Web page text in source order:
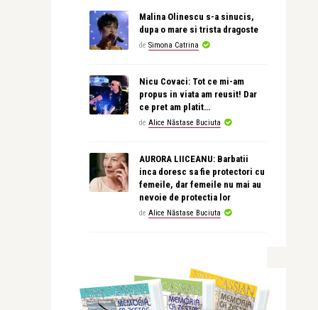
Malina Olinescu s-a sinucis,
dupa o mare si trista dragoste
de Simona Catrina
Nicu Covaci: Tot ce mi-am
propus in viata am reusit! Dar
ce pret am platit…
de Alice Năstase Buciuta
AURORA LIICEANU: Barbatii
inca doresc sa fie protectori cu
femeile, dar femeile nu mai au
nevoie de protectia lor
de Alice Năstase Buciuta